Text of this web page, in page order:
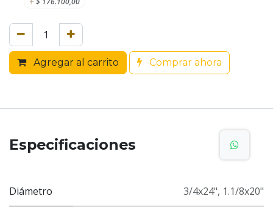
Agregar al carrito Comprar ahora
Especificaciones
Diámetro 3/4x24", 1.1/8x20"